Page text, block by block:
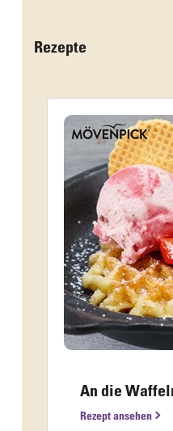
Rezepte
An die
Rezept ansehen